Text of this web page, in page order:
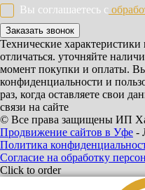
Вы соглашаетесь с
Заказать звонок
Технические
отличаться. уточняйте
момент покупки и оплаты.
конфиденциальности и
раз, когда оставляете свои
связи на сайте
© Все права защищены ИП
Продвижение сайтов в Уфе -
Политика
Согласие на обработку
Click to order